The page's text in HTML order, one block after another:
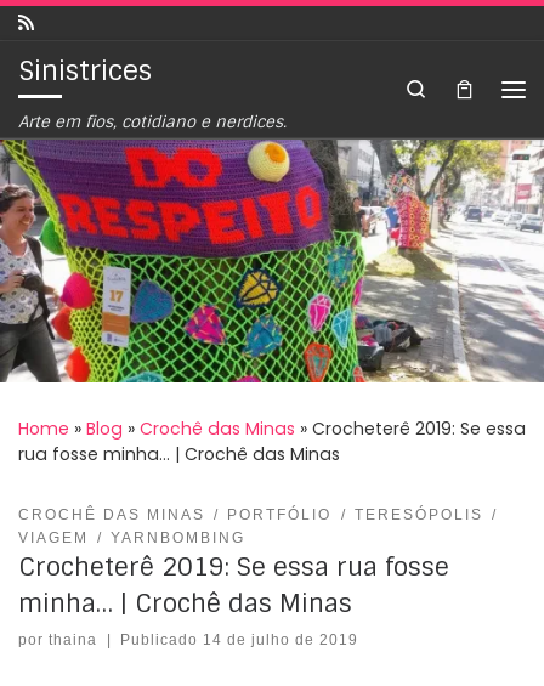
Skip to content
Sinistrices
Arte em fios, cotidiano e nerdices.
Search
Home » Blog » Crochê das Minas » Crocheterê 2019: Se essa
rua fosse minha… | Crochê das Minas
CROCHÊ DAS MINAS PORTFÓLIO
TERESÓPOLIS
VIAGEM
YARNBOMBING
Crocheterê 2019: Se essa rua fosse
minha… | Crochê das Minas
por thaina | Publicado 14 de julho de 2019